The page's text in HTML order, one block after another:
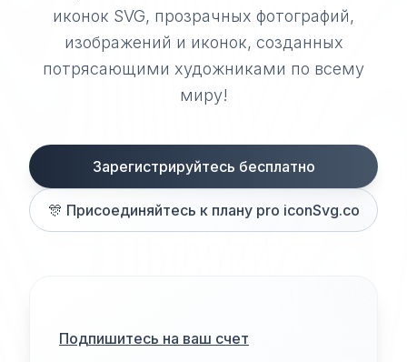
иконок SVG, прозрачных фотографий,
изображений и иконок, созданных
потрясающими художниками по всему
миру!
Зарегистрируйтесь бесплатно
🎊 Присоединяйтесь к плану pro iconSvg.co
Подпишитесь на ваш счет